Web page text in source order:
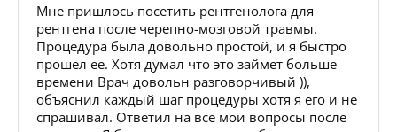
Мне пришлось посетить рентгенолога для
рентгена после черепно-мозговой травмы.
Процедура была довольно простой, и я быстро
прошел ее. Хотя думал что это займет больше
времени Врач довольн разговорчивый )),
объяснил каждый шаг процедуры хотя я его и не
спрашивал. Ответил на все мои вопросы после